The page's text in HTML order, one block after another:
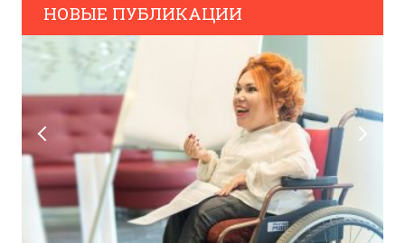
НОВЫЕ ПУБЛИКАЦИИ